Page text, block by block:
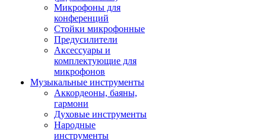
Микрофоны для
конференций
Стойки микрофонные
Предусилители
Аксессуары и
комплектующие для
микрофонов
Музыкальные инструменты
Аккордеоны, баяны,
гармони
Духовые инструменты
Народные
инструменты